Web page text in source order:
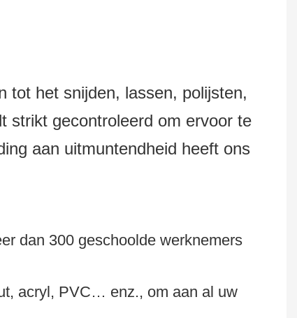
het snijden, lassen, polijsten,
strikt gecontroleerd om ervoor te
aan uitmuntendheid heeft ons
dan 300 geschoolde werknemers
acryl, PVC… enz., om aan al uw